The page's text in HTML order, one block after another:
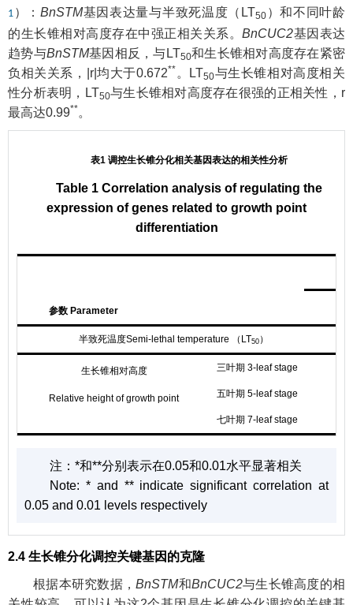
1 ）：BnSTM基因表达量与半致死温度（LT50）和不同叶龄
的生长锥相对高度存在中强正相关关系。 BnCUC2基因表达
趋势与BnSTM基因相反，与LT50和生长锥相对高度存在紧密
负相关关系，|r|均大于0.672** 。LT50与生长锥相对高度相关
性分析表明，LT50与生长锥相对高度存在很强的正相关性，r
最高达0.99**。
表1 调控生长锥分化相关基因表达的相关性分析
Table 1 Correlation analysis of regulating the
expression of genes related to growth point
differentiation
参数 Parameter
半致死温度Semi-lethal temperature （LT50）
生长锥相对高度
Relative height of growth point
三叶期 3-leaf stage
五叶期 5-leaf stage
七叶期 7-leaf stage
注： *和**分别表示在0.05和0.01水平显著相关
Note: * and ** indicate significant correlation at
0.05 and 0.01 levels respectively
2.4 生长锥分化调控关键基因的克隆
根据本研究数据，BnSTM和BnCUC2与生长锥高度的相